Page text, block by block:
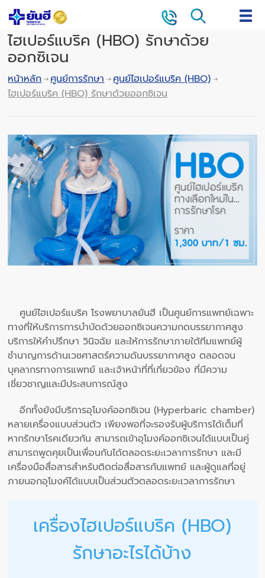
ไฮเปอร์แบริค (HBO) รักษาด้วย
ออกซิเจน
หน้าหลัก ศูนย์การรักษา
ศูนย์ไฮเปอร์แบริค (HBO)
ไฮเปอร์แบริค (HBO) รักษาด้วยออกซิเจน
ศูนย์ไฮเปอร์แบริค โรงพยาบาลยันฮี เป็นศูนย์การแพทย์เฉพาะ
ทางที่ให้บริการการบำบัดด้วยออกซิเจนความกดบรรยากาศสูง
บริการให้คำปรึกษา วินิจฉัย และให้การรักษาภายใต้ทีมแพทย์ผู้
ชำนาญการด้านเวชศาสตร์ความดันบรรยากาศสูง ตลอดจน
บุคลากรทางการแพทย์ และเจ้าหน้าที่ที่เกี่ยวข้อง ที่มีความ
เชี่ยวชาญและมีประสบการณ์สูง
อีกทั้งยังมีบริการอุโมงค์ออกซิเจน (Hyperbaric chamber)
หลายเครื่องแบบส่วนตัว เพียงพอที่จะรองรับผู้บริการได้เต็มที่
หากรักษาโรคเดียวกัน สามารถเข้าอุโมงค์ออกซิเจนได้แบบเป็นคู่
สามารถพูดคุยเป็นเพื่อนกันได้ตลอดระยะเวลาการรักษา และมี
เครื่องมือสื่อสารสำหรับติดต่อสื่อสารกับแพทย์ และผู้ดูแลที่อยู่
ภายนอกอุโมงค์ได้แบบเป็นส่วนตัวตลอดระยะเวลาการรักษา
เครื่องไฮเปอร์แบริค (HBO)
รักษาอะไรได้บ้าง